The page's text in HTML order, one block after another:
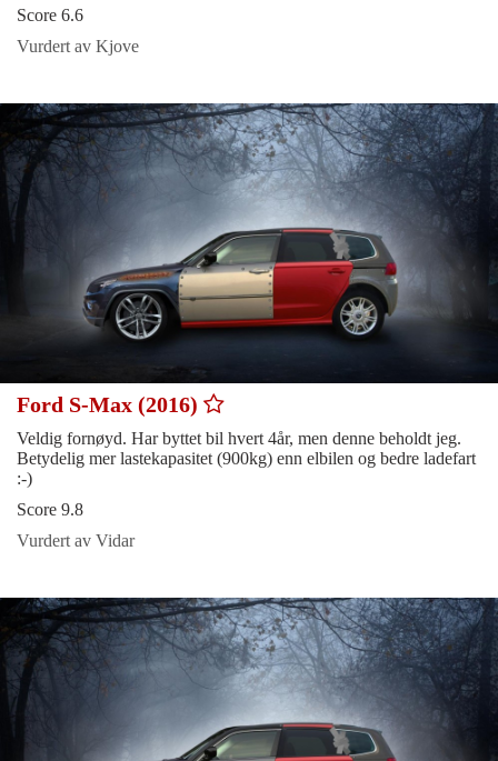
Score 6.6
Vurdert av Kjove
Ford S-Max (2016)
Veldig fornøyd. Har byttet bil hvert 4år, men denne beholdt jeg.
Betydelig mer lastekapasitet (900kg) enn elbilen og bedre ladefart
:-)
Score 9.8
Vurdert av Vidar